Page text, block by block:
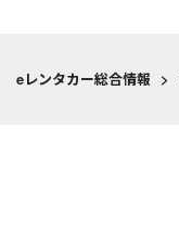
eレンタカー総合情報 >